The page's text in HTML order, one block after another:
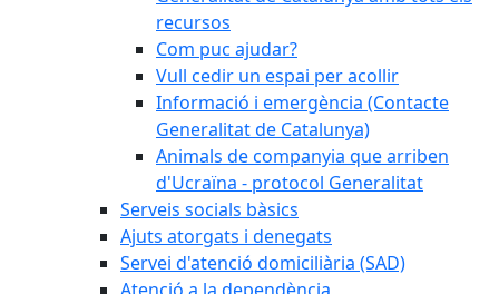
recursos
Com puc ajudar?
Vull cedir un espai per acollir
Informació i emergència (Contacte
Generalitat de Catalunya)
Animals de companyia que arriben
d'Ucraïna - protocol Generalitat
Serveis socials bàsics
Ajuts atorgats i denegats
Servei d'atenció domiciliària (SAD)